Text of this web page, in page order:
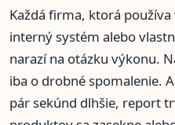
Každá firma, ktorá používa
interný systém alebo
narazí na otázku výkonu.
iba o drobné spomalenie.
pár sekúnd dlhšie, report